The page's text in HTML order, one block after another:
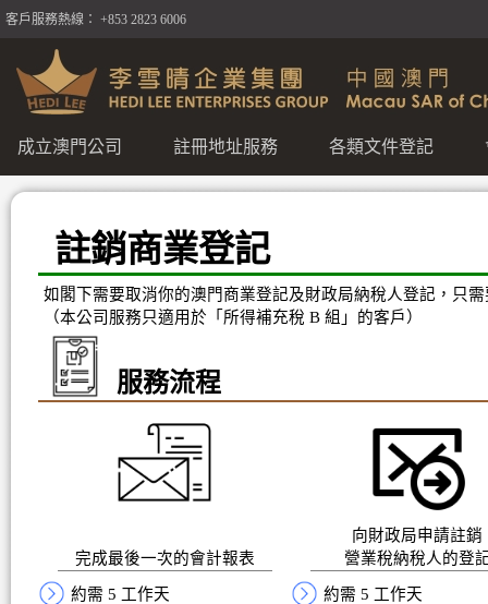
客戶服務熱線： +853 2823 6006
成立澳門公司 註冊地址服務 各類文件登記
註銷商業登記
如閣下需要取消你的澳門商業登記及財政局納稅人登記，只
（本公司服務只適用於「所得補充稅 B 組」的客戶）
服務流程
完成最後一次的會計報表
向財政局申請註銷
營業稅納稅人的登
約需 5 工作天 約需 5 工作天